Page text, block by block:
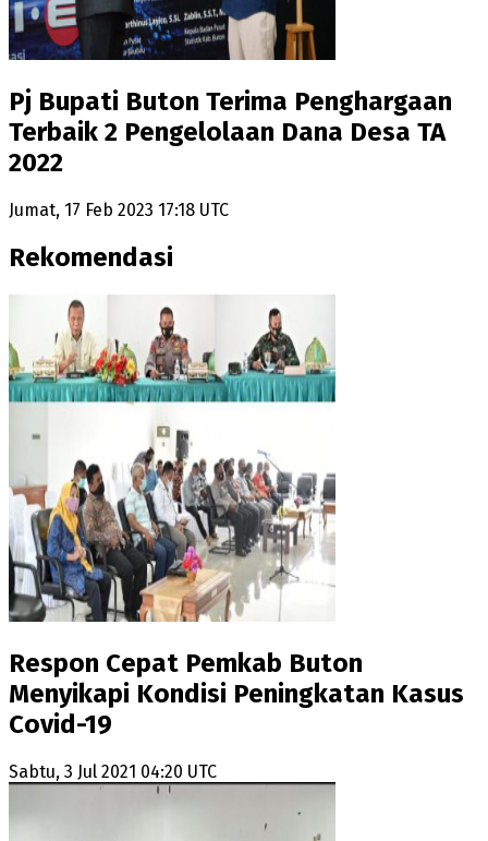
Pj Bupati Buton Terima Penghargaan
Terbaik 2 Pengelolaan Dana Desa TA
2022
Jumat, 17 Feb 2023 17:18 UTC
Rekomendasi
Respon Cepat Pemkab Buton
Menyikapi Kondisi Peningkatan Kasus
Covid-19
Sabtu, 3 Jul 2021 04:20 UTC